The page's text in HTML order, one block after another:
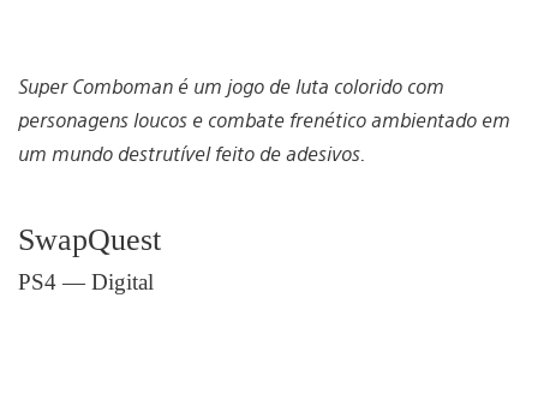
Super Comboman é um jogo de luta colorido com
personagens loucos e combate frenético ambientado em
um mundo destrutível feito de adesivos.
SwapQuest
PS4 — Digital